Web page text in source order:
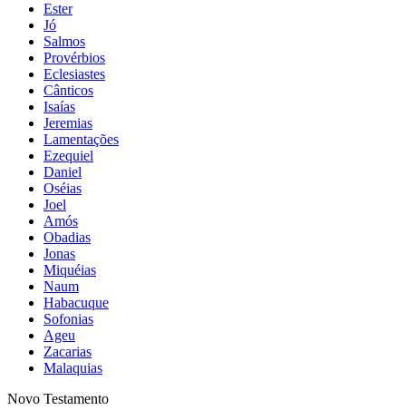
Ester
Jó
Salmos
Provérbios
Eclesiastes
Cânticos
Isaías
Jeremias
Lamentações
Ezequiel
Daniel
Oséias
Joel
Amós
Obadias
Jonas
Miquéias
Naum
Habacuque
Sofonias
Ageu
Zacarias
Malaquias
Novo Testamento